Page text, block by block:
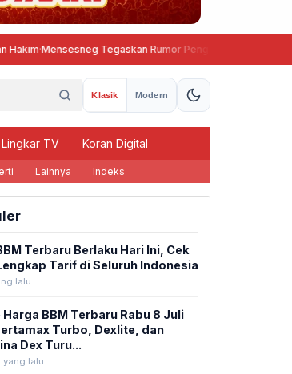
Tegaskan Rumor Penggantian Kapolri Tidak Benar
Klasik Modern
Lingkar TV Koran Digital
Lainnya Indeks
Terbaru Berlaku Hari Ini, Cek
Tarif di Seluruh Indonesia
lalu
BBM Terbaru Rabu 8 Juli
Turbo, Dexlite, dan
Dex Turu...
lalu